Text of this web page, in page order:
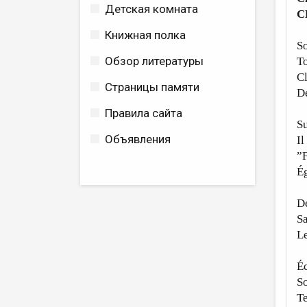
Детская комната
Книжная полка
Обзор литературы
Страницы памяти
Правила сайта
Объявления
Il